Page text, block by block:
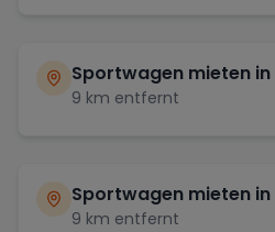
Sportwagen mieten in
9 km entfernt
Sportwagen mieten in
9 km entfernt